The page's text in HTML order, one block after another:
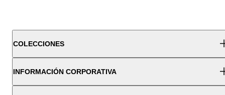
COLECCIONES
INFORMACIÓN CORPORATIVA